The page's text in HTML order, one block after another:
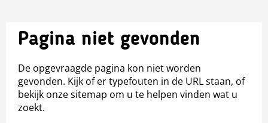
Pagina niet gevonden
De opgevraagde pagina kon niet worden
gevonden. Kijk of er typefouten in de URL staan, of
bekijk onze sitemap om u te helpen vinden wat u
zoekt.